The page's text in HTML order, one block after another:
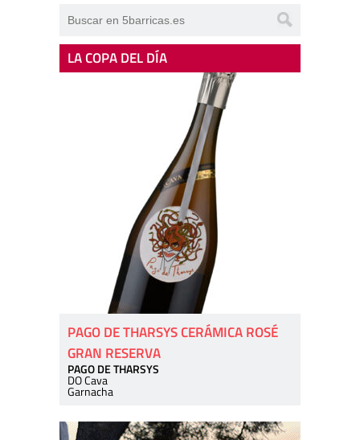
LA COPA DEL DÍA
PAGO DE THARSYS CERÁMICA ROSÉ
GRAN RESERVA
PAGO DE THARSYS
DO Cava
Garnacha